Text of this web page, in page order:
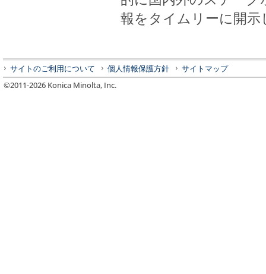
報をタイムリーに開
サイトのご利用について 個人情報保護方針
サイトマップ
©2011-2026 Konica Minolta, Inc.